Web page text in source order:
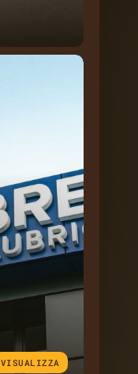
VISUALIZZA